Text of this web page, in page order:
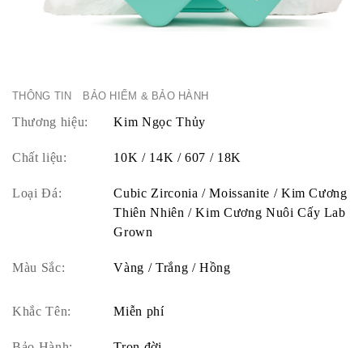
THÔNG TIN BẢO HIỂM & BẢO HÀNH
Thương hiệu: Kim Ngọc Thủy
Chất liệu: 10K / 14K / 607 / 18K
Loại Đá:
Cubic Zirconia / Moissanite / Kim Cương
Thiên Nhiên / Kim Cương Nuôi Cấy Lab
Grown
Màu Sắc: Vàng / Trắng / Hồng
Khắc Tên: Miễn phí